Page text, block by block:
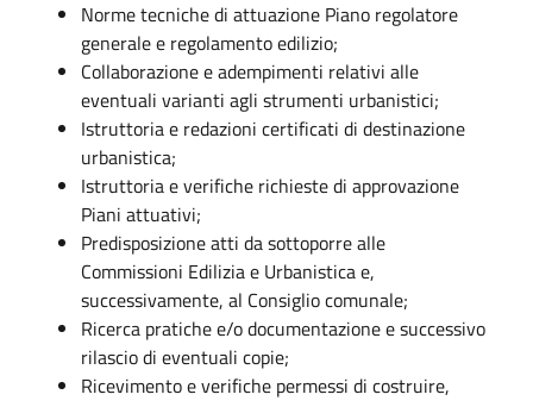
Norme tecniche di attuazione Piano regolatore
generale e regolamento edilizio;
Collaborazione e adempimenti relativi alle
eventuali varianti agli strumenti urbanistici;
Istruttoria e redazioni certificati di destinazione
urbanistica;
Istruttoria e verifiche richieste di approvazione
Piani attuativi;
Predisposizione atti da sottoporre alle
Commissioni Edilizia e Urbanistica e,
successivamente, al Consiglio comunale;
Ricerca pratiche e/o documentazione e successivo
rilascio di eventuali copie;
Ricevimento e verifiche permessi di costruire,